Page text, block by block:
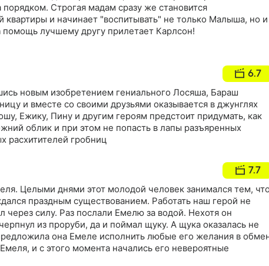
Строгая мадам сразу же становится
квартиры и начинает "воспитывать" не только Малыша, но и
помощь лучшему другу прилетает Карлсон!
6.7
новым изобретением гениального Лосяша, Бараш
и вместе со своими друзьями оказывается в джунглях
Ежику, Пину и другим героям предстоит придумать, как
облик и при этом не попасть в лапы разъяренных
расхитителей гробниц
7.7
Целыми днями этот молодой человек занимался тем,
праздным существованием. Работать наш герой не
через силу. Раз послали Емелю за водой. Нехотя он
из проруби, да и поймал щуку. А щука оказалась не
она Емеле исполнить любые его желания в
и с этого момента начались его невероятные